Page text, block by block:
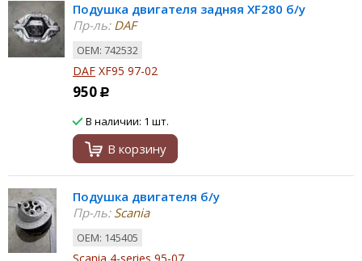
Подушка двигателя задняя XF280 б/у
Пр-ль:DAF
ОЕМ: 742532
DAF XF95 97-02
950 Р
В наличии: 1 шт.
В корзину
Подушка двигателя б/у
Пр-ль:Scania
ОЕМ: 145405